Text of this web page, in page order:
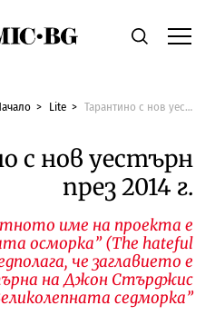
Economic.bgТърсене
Lite Тарантино с нов уестърн през 2014 г.
с нов уестърн
през 2014 г.
име на проекта е
осморка” (The hateful
че заглавието е
на Джон Стърджис
седморка”